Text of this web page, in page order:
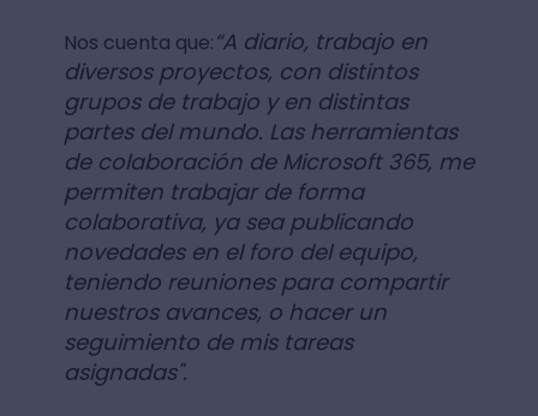
Nos cuenta que:“A diario, trabajo en
diversos proyectos, con distintos
grupos de trabajo y en distintas
partes del mundo. Las herramientas
de colaboración de Microsoft 365, me
permiten trabajar de forma
colaborativa, ya sea publicando
novedades en el foro del equipo,
teniendo reuniones para compartir
nuestros avances, o hacer un
seguimiento de mis tareas
asignadas".